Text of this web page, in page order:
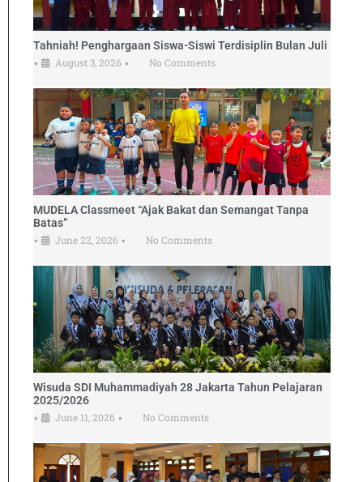
Tahniah! Penghargaan Siswa-Siswi Terdisiplin Bulan Juli
• August 3, 2026 • No Comments
MUDELA Classmeet “Ajak Bakat dan Semangat Tanpa
Batas”
• June 22, 2026 • No Comments
Wisuda SDI Muhammadiyah 28 Jakarta Tahun Pelajaran
2025/2026
• June 11, 2026 • No Comments